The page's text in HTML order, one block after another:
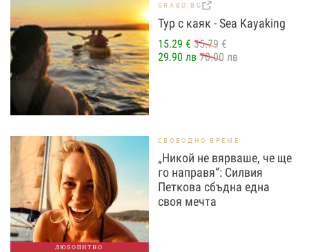
GRABO.BG
Тур с каяк - Sea Kayaking
15.29 € 35.79 €
29.90 лв 70.00 лв
ЛЮБОПИТНО
СВОБОДНО ВРЕМЕ
„Никой не вярваше, че ще
го направя“: Силвия
Петкова сбъдна една
своя мечта